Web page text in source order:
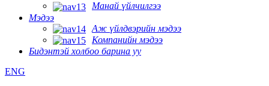
Манай үйлчилгээ
Мэдээ
Аж үйлдвэрийн мэдээ
Компанийн мэдээ
Бидэнтэй холбоо барина уу
ENG